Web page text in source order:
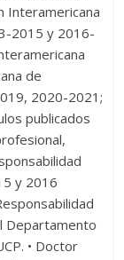
Interamericana
2015 y 2016-
de
2020-2021;
publicados
y 2016
Departamento
• Doctor